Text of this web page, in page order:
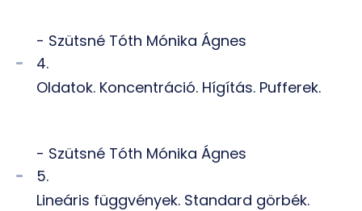
- Szütsné Tóth Mónika Ágnes
4.
Oldatok. Koncentráció. Hígítás. Pufferek.
- Szütsné Tóth Mónika Ágnes
5.
Lineáris függvények. Standard görbék.